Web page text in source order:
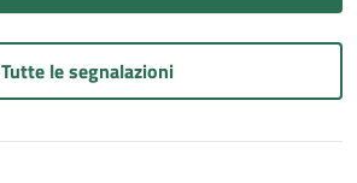
Tutte le segnalazioni